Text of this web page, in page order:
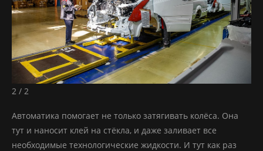
2 / 2
Автоматика помогает не только затягивать колёса. Она
тут и наносит клей на стёкла, и даже заливает все
необходимые технологические жидкости. И тут как раз